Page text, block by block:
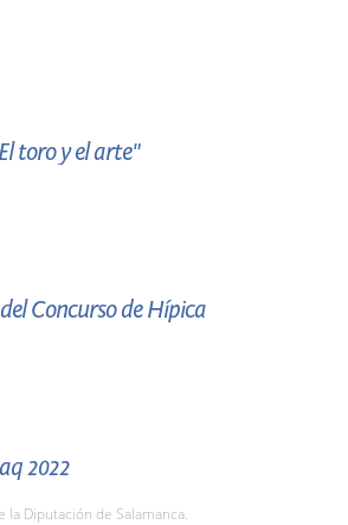
toro y el arte"
Concurso de Hípica
2022
la Diputación de Salamanca.